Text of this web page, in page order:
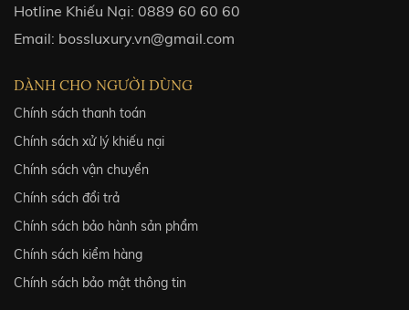
Hotline Khiếu Nại: 0889 60 60 60
Email: bossluxury.vn@gmail.com
DÀNH CHO NGƯỜI DÙNG
Chính sách thanh toán
Chính sách xử lý khiếu nại
Chính sách vận chuyển
Chính sách đổi trả
Chính sách bảo hành sản phẩm
Chính sách kiểm hàng
Chính sách bảo mật thông tin